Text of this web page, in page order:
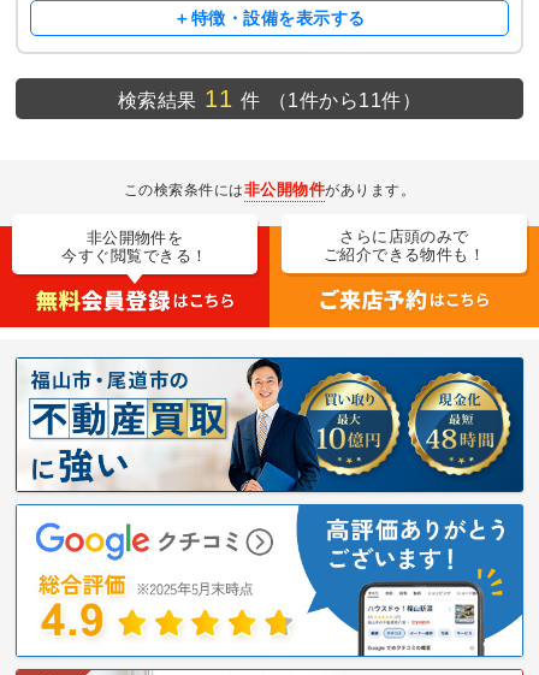
＋特徴・設備を表示する
検索結果 11 件 （1件から11件）
この検索条件には非公開物件があります。
非公開物件を
今すぐ閲覧できる！
さらに店頭のみで
ご紹介できる物件も！